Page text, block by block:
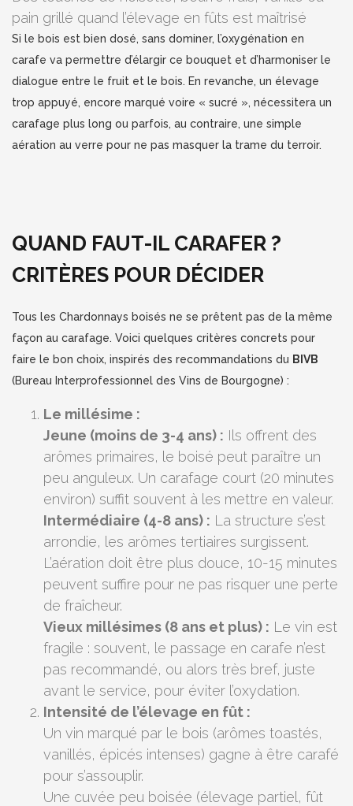
pain grillé quand l’élevage en fûts est maîtrisé
Si le bois est bien dosé, sans dominer, l’oxygénation en
carafe va permettre d’élargir ce bouquet et d’harmoniser le
dialogue entre le fruit et le bois. En revanche, un élevage
trop appuyé, encore marqué voire « sucré », nécessitera un
carafage plus long ou parfois, au contraire, une simple
aération au verre pour ne pas masquer la trame du terroir.
QUAND FAUT-IL CARAFER ?
CRITÈRES POUR DÉCIDER
Tous les Chardonnays boisés ne se prêtent pas de la même
façon au carafage. Voici quelques critères concrets pour
faire le bon choix, inspirés des recommandations du BIVB
(Bureau Interprofessionnel des Vins de Bourgogne) :
Le millésime :
Jeune (moins de 3-4 ans) : Ils offrent des
arômes primaires, le boisé peut paraître un
peu anguleux. Un carafage court (20 minutes
environ) suffit souvent à les mettre en valeur.
Intermédiaire (4-8 ans) : La structure s’est
arrondie, les arômes tertiaires surgissent.
L’aération doit être plus douce, 10-15 minutes
peuvent suffire pour ne pas risquer une perte
de fraîcheur.
Vieux millésimes (8 ans et plus) : Le vin est
fragile : souvent, le passage en carafe n’est
pas recommandé, ou alors très bref, juste
avant le service, pour éviter l’oxydation.
Intensité de l’élevage en fût :
Un vin marqué par le bois (arômes toastés,
vanillés, épicés intenses) gagne à être carafé
pour s’assouplir.
Une cuvée peu boisée (élevage partiel, fût